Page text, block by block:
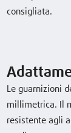
consigliata.
Le guarnizioni
millimetrica. Il
resistente agli